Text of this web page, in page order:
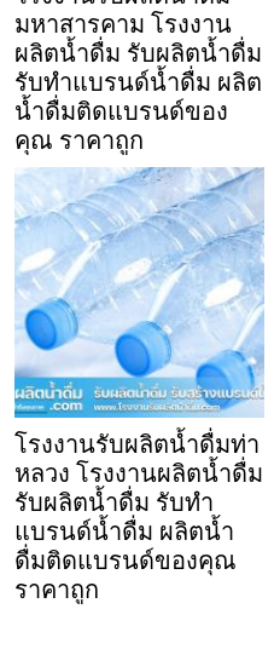
มหาสารคาม โรงงาน
ผลิตน้ำดื่ม รับผลิตน้ำดื่ม
รับทำแบรนด์น้ำดื่ม ผลิต
น้ำดื่มติดแบรนด์ของ
คุณ ราคาถูก
โรงงานรับผลิตน้ำดื่มท่า
หลวง โรงงานผลิตน้ำดื่ม
รับผลิตน้ำดื่ม รับทำ
แบรนด์น้ำดื่ม ผลิตน้ำ
ดื่มติดแบรนด์ของคุณ
ราคาถูก